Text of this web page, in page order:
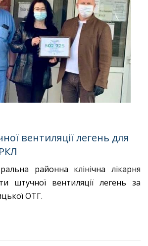
вентиляції легень для
районна клінічна лікарня
штучної вентиляції легень за
ОТГ.